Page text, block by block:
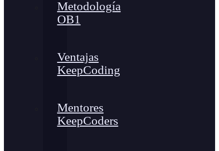
Metodología
OB1
Ventajas
KeepCoding
Mentores
KeepCoders